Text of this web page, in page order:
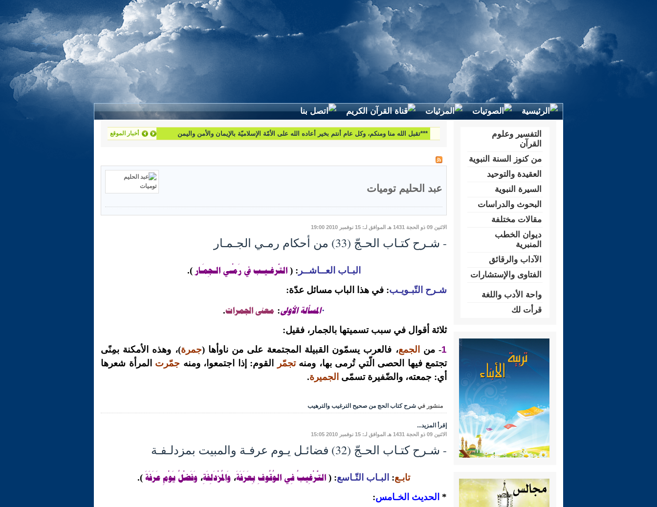
أخبار الموقع
لطرح استفساراتكم وأسئلتكم واقتراحاتكم اتّصلوا بنا على البريد التّالي:
عبد الحليم توميات
الاثنين 09 ذو الحجة 1431 هـ الموافق لـ: 15 نوفمبر 2010 19:00
- شـرح كتـاب الحـجّ (33) من أحكام رمـي الجـمـار
البـاب العــاشــر :
(التّرغـيـب في رَمْـي الـجِمَـار ).
شـرح التّبـويـب: في هذا الباب مسائل عدّة:
·المسألة الأولى: معنى الجمرات.
ثلاثة أقوال في سبب تسميتها بالجمار، فقيل:
1- من الجمع، فالعرب يسمّون القبيلة المجتمعة على من ناوأها (جمرة)، وهذه الأمكنة بمِنًى
تجتمع فيها الحصى الّتي تُرمى بها، ومنهتجمّر القوم: إذا اجتمعوا، ومنه جمّرت المرأة شعرها
أي: جمعته، والضّفيرة تسمّى الجميرة.
منشور في شرح كتاب الحج من صحيح الترغيب والترهيب
إقرأ المزيد...
الاثنين 09 ذو الحجة 1431 هـ الموافق لـ: 15 نوفمبر 2010 15:05
- شـرح كتـاب الحـجّ (32) فضائـل يـوم عرفـة والمبيت بمزدلـفـة
تابـع: البـاب التّـاسع:
( التَّرْغِيبُ فِي الوُقُوفِ بِعَرَفَةَ، وَالمُزْدَلِفَةِ، وَفَضْلُ يَوْمِ عَرَفَةَ ).
* الحديث الخـامس:
التفسير وعلوم
القرآن
من كنوز السنة النبوية
العقيدة والتوحيد
السيرة النبوية
البحوث والدراسات
مقالات مختلفة
ديوان الخطب
المنبرية
الآداب والرقائق
الفتاوى والإستشارات
واحة الأدب واللغة
قرأت لك